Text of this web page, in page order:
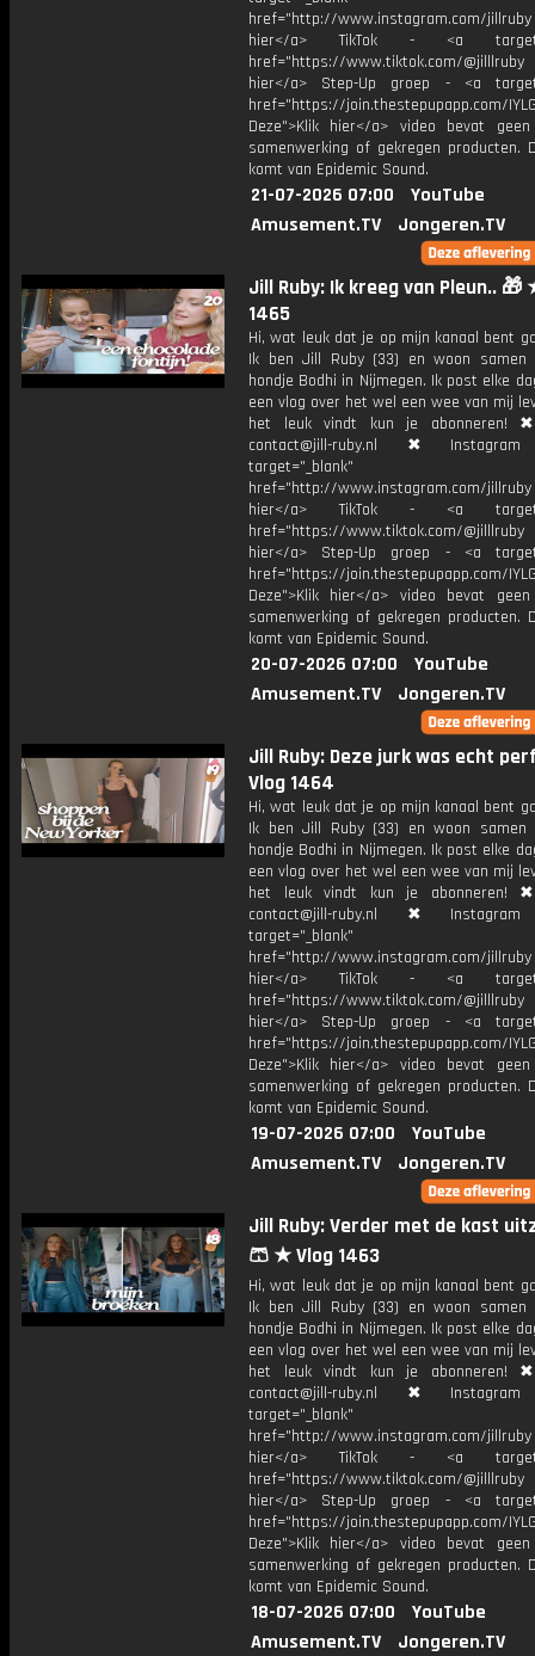
href="http://www.instagram.com/
hier</a> TikTok - <a
href="https://www.tiktok.com/
hier</a> Step-Up groep - <a
href="https://join.thestepupapp.com/
Deze">Klik hier</a> video bevat
samenwerking of gekregen producten.
komt van Epidemic Sound.
21-07-2026 07:00
YouTube
Amusement.TV
Jongeren.TV
Jill Ruby: Ik kreeg van Pleun.. 🎁
1465
Hi, wat leuk dat je op mijn kanaal bent
Ik ben Jill Ruby (33) en woon
hondje Bodhi in Nijmegen. Ik post elke
een vlog over het wel een wee van mij
het leuk vindt kun je abonneren!
contact@jill-ruby.nl ✖
target="_blank"
href="http://www.instagram.com/
hier</a> TikTok - <a
href="https://www.tiktok.com/
hier</a> Step-Up groep - <a
href="https://join.thestepupapp.com/
Deze">Klik hier</a> video bevat
samenwerking of gekregen producten.
komt van Epidemic Sound.
20-07-2026 07:00
YouTube
Amusement.TV
Jongeren.TV
Jill Ruby: Deze jurk was echt
Vlog 1464
Hi, wat leuk dat je op mijn kanaal bent
Ik ben Jill Ruby (33) en woon
hondje Bodhi in Nijmegen. Ik post elke
een vlog over het wel een wee van mij
het leuk vindt kun je abonneren!
contact@jill-ruby.nl ✖
target="_blank"
href="http://www.instagram.com/
hier</a> TikTok - <a
href="https://www.tiktok.com/
hier</a> Step-Up groep - <a
href="https://join.thestepupapp.com/
Deze">Klik hier</a> video bevat
samenwerking of gekregen producten.
komt van Epidemic Sound.
19-07-2026 07:00
YouTube
Amusement.TV
Jongeren.TV
Jill Ruby: Verder met de kast
🩳 ★ Vlog 1463
Hi, wat leuk dat je op mijn kanaal bent
Ik ben Jill Ruby (33) en woon
hondje Bodhi in Nijmegen. Ik post elke
een vlog over het wel een wee van mij
het leuk vindt kun je abonneren!
contact@jill-ruby.nl ✖
target="_blank"
href="http://www.instagram.com/
hier</a> TikTok - <a
href="https://www.tiktok.com/
hier</a> Step-Up groep - <a
href="https://join.thestepupapp.com/
Deze">Klik hier</a> video bevat
samenwerking of gekregen producten.
komt van Epidemic Sound.
18-07-2026 07:00
YouTube
Amusement.TV
Jongeren.TV